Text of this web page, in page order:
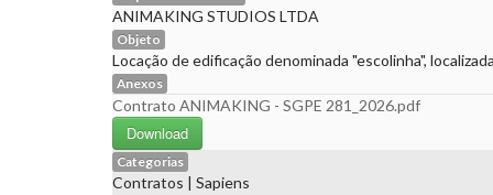
ANIMAKING STUDIOS LTDA
Objeto
Locação de edificação denominada "escolinha",
Anexos
Contrato ANIMAKING - SGPE 281_2026.pdf
Download
Categorias
Contratos | Sapiens